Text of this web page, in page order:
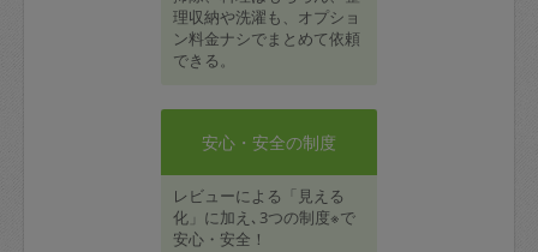
理収納や洗濯も、オプショ
ン料金ナシでまとめて依頼
できる。
安心・安全の制度
レビューによる「見える
化」に加え､3つの制度※で
安心・安全！